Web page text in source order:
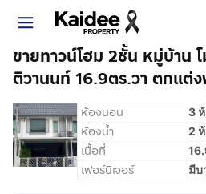
ขายทาวน์โฮม 2ชั้น หมู่บ้าน
ติวานนท์ 16.9ตร.วา ตกแต่
ห้องนอน 3
ห้องน้ำ 2
เนื้อที่
เฟอร์นิเจอร์ มีบ